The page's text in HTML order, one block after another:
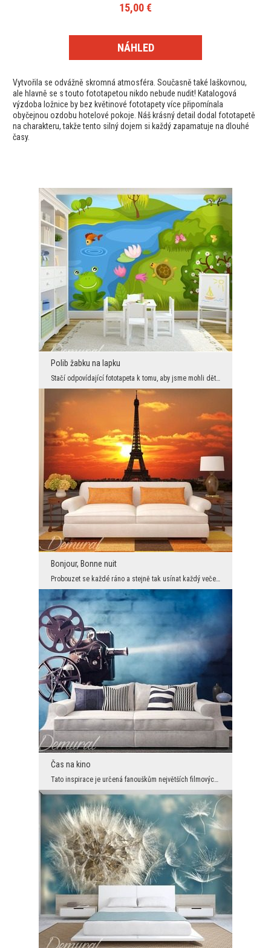
15,00 €
NÁHLED
Vytvořila se odvážně skromná atmosféra. Současně také laškovnou,
ale hlavně se s touto fototapetou nikdo nebude nudit! Katalogová
výzdoba ložnice by bez květinové fototapety více připomínala
obyčejnou ozdobu hotelové pokoje. Náš krásný detail dodal fototapetě
na charakteru, takže tento silný dojem si každý zapamatuje na dlouhé
časy.
Polib žabku na lapku
Stačí odpovídající fototapeta k tomu, aby jsme mohli dětský pokoj změnit na království fantazie p...
Bonjour, Bonne nuit
Probouzet se každé ráno a stejně tak usínat každý večer ve velké Paříži. To je sen snad všech rom...
Čas na kino
Tato inspirace je určená fanouškům největších filmových hitů a všem milovníkům domácího kina, kte...